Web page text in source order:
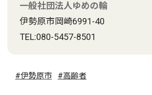
一般社団法人ゆめの輪
伊勢原市岡崎6991-40
TEL:080-5457-8501
#伊勢原市 #高齢者